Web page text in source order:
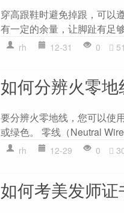
穿高跟鞋时避免掉跟，可以
有一定的余量，让脚趾有足
rh 12-31 0
如何分辨火零地
要分辨火零地线，您可以使
或绿色。 零线（Neutral
rh 12-29 0
如何考美发师证